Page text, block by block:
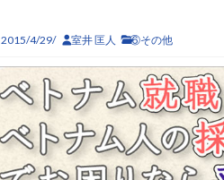
2015/4/29/ 室井 匡人 ⑥その他